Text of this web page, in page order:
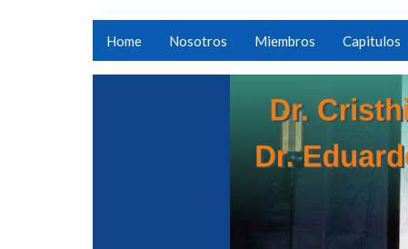
Home Nosotros Miembros Capitulos